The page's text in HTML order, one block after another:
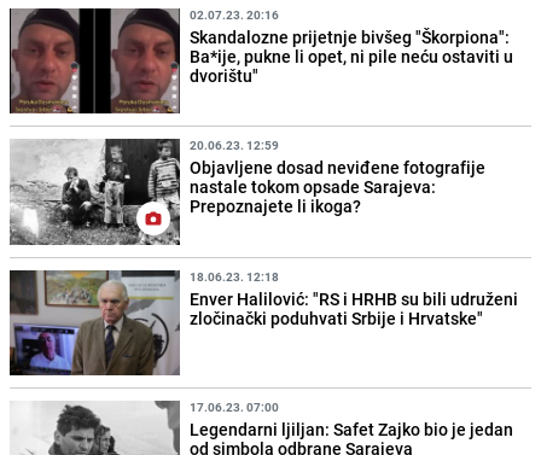
02.07.23. 20:16
Skandalozne prijetnje bivšeg "Škorpiona":
Ba*ije, pukne li opet, ni pile neću ostaviti u
dvorištu"
20.06.23. 12:59
Objavljene dosad neviđene fotografije
nastale tokom opsade Sarajeva:
Prepoznajete li ikoga?
18.06.23. 12:18
Enver Halilović: "RS i HRHB su bili udruženi
zločinački poduhvati Srbije i Hrvatske"
17.06.23. 07:00
Legendarni ljiljan: Safet Zajko bio je jedan
od simbola odbrane Sarajeva